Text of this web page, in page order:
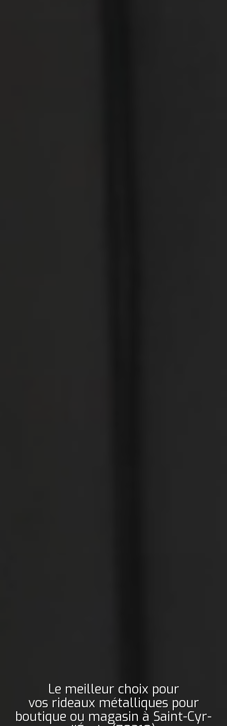
Le meilleur choix pour
vos rideaux métalliques pour
boutique ou magasin à Saint-Cyr-